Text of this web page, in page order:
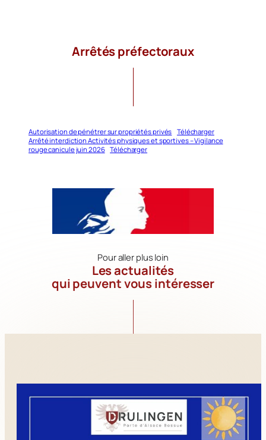
Arrêtés préfectoraux
Autorisation de pénétrer sur propriétés privés Télécharger
Arrêté interdiction Activités physiques et sportives – Vigilance
rouge canicule juin 2026 Télécharger
Pour aller plus loin
Les actualités
qui peuvent vous intéresser